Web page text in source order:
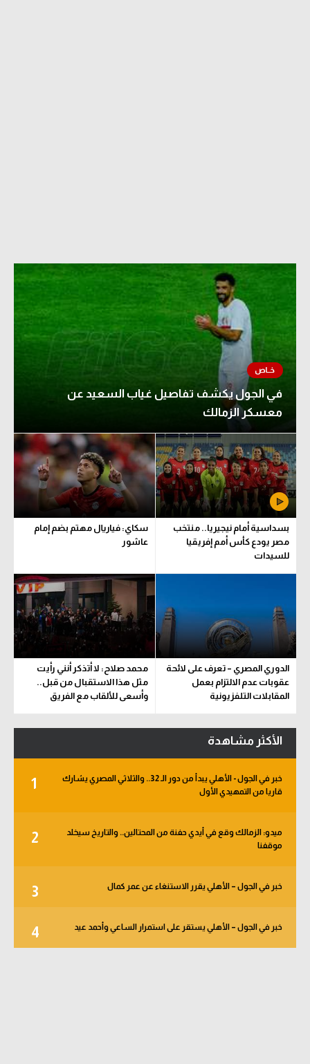
في الجول يكشف تفاصيل غياب السعيد عن
معسكر الزمالك
بسداسية أمام نيجيريا.. منتخب
مصر يودع كأس أمم إفريقيا
للسيدات
سكاي: فياريال مهتم بضم إمام
عاشور
الدوري المصري – تعرف على لائحة
عقوبات عدم الالتزام بعمل
المقابلات التلفزيونية
محمد صلاح: لا أتذكر أنني رأيت
مثل هذا الاستقبال من قبل..
وأسعى للألقاب مع الفريق
الأكثر مشاهدة
1
خبر في الجول - الأهلي يبدأ من دور الـ 32.. والثلاثي المصري يشارك
قاريا من التمهيدي الأول
2
ميدو: الزمالك وقع في أيدي حفنة من المحتالين.. والتاريخ سيخلد
موقفنا
3 خبر في الجول – الأهلي يقرر الاستنغاء عن عمر كمال
4 خبر في الجول – الأهلي يستقر على استمرار الساعي وأحمد عيد